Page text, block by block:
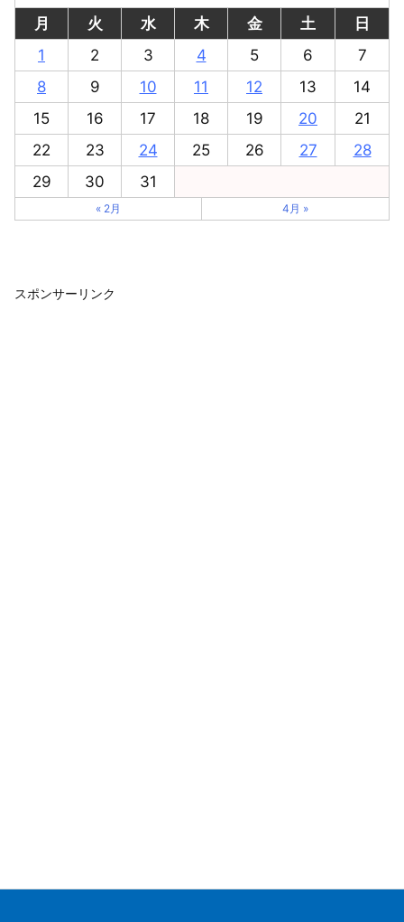
月
火 水 木 金 土
日
1
2 3 4 5 6
7
8
9 10 11 12 13
14
15
16 17 18 19 20
21
22
23 24 25 26 27
28
29
30 31
« 2月 4月 »
スポンサーリンク